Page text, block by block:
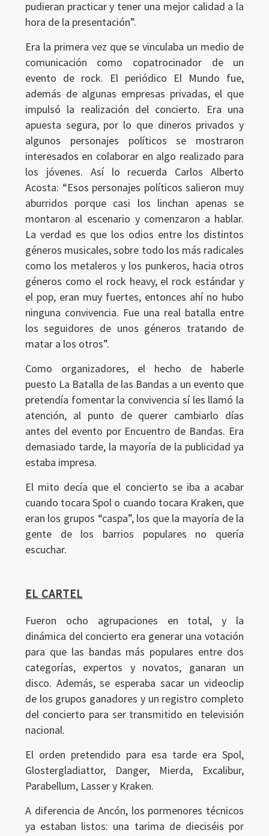
pudieran practicar y tener una mejor calidad a la
hora de la presentación”.
Era la primera vez que se vinculaba un medio de
comunicación como copatrocinador de un
evento de rock. El periódico El Mundo fue,
además de algunas empresas privadas, el que
impulsó la realización del concierto. Era una
apuesta segura, por lo que dineros privados y
algunos personajes políticos se mostraron
interesados en colaborar en algo realizado para
los jóvenes. Así lo recuerda Carlos Alberto
Acosta: “Esos personajes políticos salieron muy
aburridos porque casi los linchan apenas se
montaron al escenario y comenzaron a hablar.
La verdad es que los odios entre los distintos
géneros musicales, sobre todo los más radicales
como los metaleros y los punkeros, hacia otros
géneros como el rock heavy, el rock estándar y
el pop, eran muy fuertes, entonces ahí no hubo
ninguna convivencia. Fue una real batalla entre
los seguidores de unos géneros tratando de
matar a los otros”.
Como organizadores, el hecho de haberle
puesto La Batalla de las Bandas a un evento que
pretendía fomentar la convivencia sí les llamó la
atención, al punto de querer cambiarlo días
antes del evento por Encuentro de Bandas. Era
demasiado tarde, la mayoría de la publicidad ya
estaba impresa.
El mito decía que el concierto se iba a acabar
cuando tocara Spol o cuando tocara Kraken, que
eran los grupos “caspa”, los que la mayoría de la
gente de los barrios populares no quería
escuchar.
EL CARTEL
Fueron ocho agrupaciones en total, y la
dinámica del concierto era generar una votación
para que las bandas más populares entre dos
categorías, expertos y novatos, ganaran un
disco. Además, se esperaba sacar un videoclip
de los grupos ganadores y un registro completo
del concierto para ser transmitido en televisión
nacional.
El orden pretendido para esa tarde era Spol,
Glostergladiattor, Danger, Mierda, Excalibur,
Parabellum, Lasser y Kraken.
A diferencia de Ancón, los pormenores técnicos
ya estaban listos: una tarima de dieciséis por